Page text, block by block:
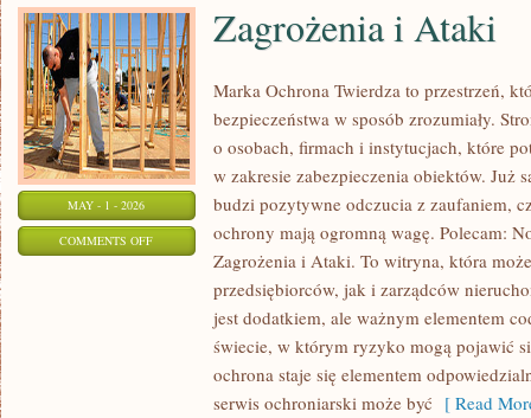
MAY - 1 - 2026
COMMENTS OFFON
ZAGROŻENIA
Zagrożenia i Ataki
Marka Ochrona Twierdza to przestrzeń,
bezpieczeństwa w sposób zrozumiały.
o osobach, firmach i instytucjach, które
w zakresie zabezpieczenia obiektów. Już
budzi pozytywne odczucia z zaufaniem,
ochrony mają ogromną wagę. Polecam:
Zagrożenia i Ataki. To witryna, która
przedsiębiorców, jak i zarządców
jest dodatkiem, ale ważnym elementem
świecie, w którym ryzyko mogą pojawić
ochrona staje się elementem
serwis ochroniarski może być [ Read